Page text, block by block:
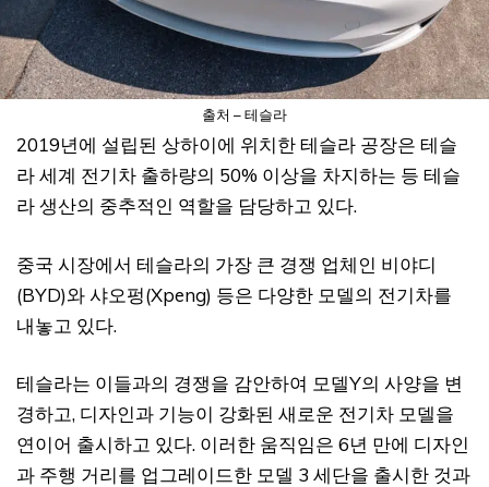
출처 – 테슬라
2019년에 설립된 상하이에 위치한 테슬라 공장은 테슬
라 세계 전기차 출하량의 50% 이상을 차지하는 등 테슬
라 생산의 중추적인 역할을 담당하고 있다.
중국 시장에서 테슬라의 가장 큰 경쟁 업체인 비야디
(BYD)와 샤오펑(Xpeng) 등은 다양한 모델의 전기차를
내놓고 있다.
테슬라는 이들과의 경쟁을 감안하여 모델Y의 사양을 변
경하고, 디자인과 기능이 강화된 새로운 전기차 모델을
연이어 출시하고 있다. 이러한 움직임은 6년 만에 디자인
과 주행 거리를 업그레이드한 모델 3 세단을 출시한 것과